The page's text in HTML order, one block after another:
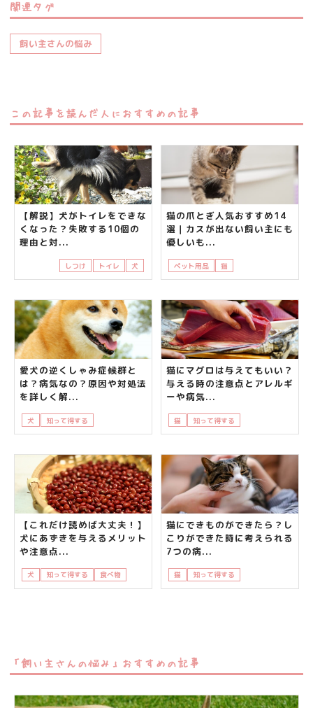
関連タグ
飼い主さんの悩み
この記事を読んだ人におすすめの記事
【解説】犬がトイレをできな
くなった？失敗する10個の
理由と対...
しつけ トイレ 犬
猫の爪とぎ人気おすすめ14
選｜カスが出ない飼い主にも
優しいも...
ペット用品 猫
愛犬の逆くしゃみ症候群と
は？病気なの？原因や対処法
を詳しく解...
犬 知って得する
猫にマグロは与えてもいい？
与える時の注意点とアレルギ
ーや病気...
猫 知って得する
【これだけ読めば大丈夫！】
犬にあずきを与えるメリット
や注意点...
犬 知って得する 食べ物 飼い主さんの悩み
猫にできものができたら？し
こりができた時に考えられる
7つの病...
猫 知って得する
「飼い主さんの悩み」おすすめの記事